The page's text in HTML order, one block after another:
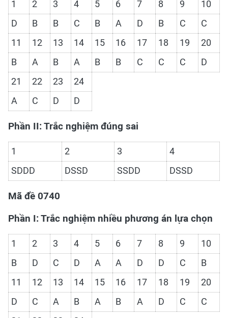
1 2 3 4 5 6 7 8 9
10
D
B B C B A D B C
C
11
12 13 14 15 16 17 18 19
20
B
A B A B B C C C
D
21
22 23
24
A
C D D
Phần II: Trắc nghiệm đúng sai
1 2 3
4
SDDD
DSSD SSDD DSSD
Mã đề 0740
Phần I: Trắc nghiệm nhiều phương án lựa chọn
1 2 3 4 5 6 7 8 9
10
B
D C D A A D D C
B
11
12 13 14 15 16 17 18 19
20
D
C A B A B A D C
C